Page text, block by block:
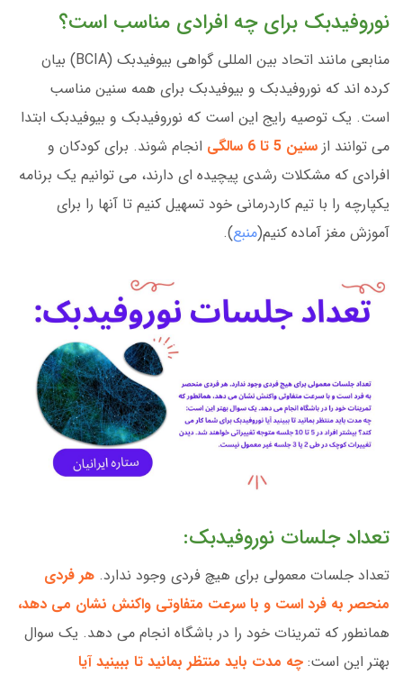
نوروفیدبک برای چه افرادی مناسب است؟
منابعی مانند اتحاد بین المللی گواهی بیوفیدبک (BCIA) بیان
کرده اند که نوروفیدبک و بیوفیدبک برای همه سنین مناسب
است. یک توصیه رایج این است که نوروفیدبک و بیوفیدبک ابتدا
می توانند از سنین 5 تا 6 سالگی
انجام شوند. برای کودکان و
افرادی که مشکلات رشدی پیچیده ای دارند، می توانیم یک برنامه
یکپارچه را با تیم کاردرمانی خود تسهیل کنیم تا آنها را برای
آموزش مغز آماده کنیم(منبع).
تعداد جلسات نوروفیدبک:
تعداد جلسات معمولی برای هیچ فردی وجود ندارد. هر فردی
منحصر به فرد است و با سرعت متفاوتی واکنش نشان می دهد،
همانطور که تمرینات خود را در باشگاه انجام می دهد. یک سوال
بهتر این است: چه مدت باید منتظر بمانید تا ببینید آیا